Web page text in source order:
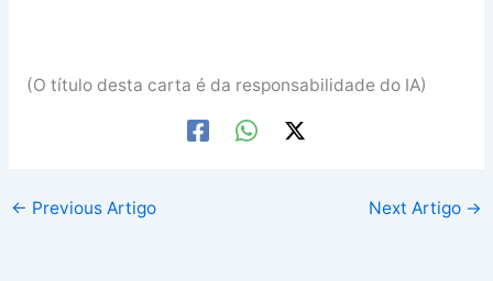
(O título desta carta é da responsabilidade do IA)
← Previous Artigo Next Artigo →